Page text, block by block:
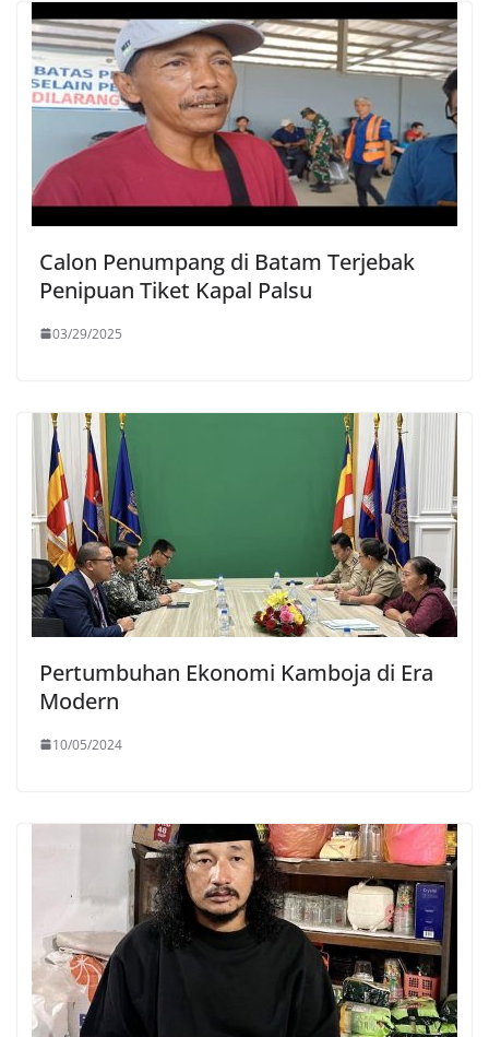
Calon Penumpang di Batam Terjebak
Penipuan Tiket Kapal Palsu
03/29/2025
Pertumbuhan Ekonomi Kamboja di Era
Modern
10/05/2024